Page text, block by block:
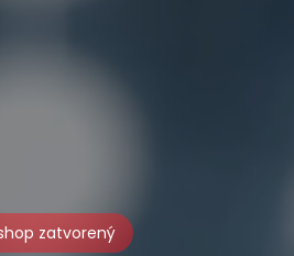
zatvorený